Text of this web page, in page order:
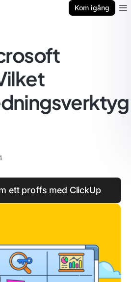
Kom igång
ett proffs med ClickUp